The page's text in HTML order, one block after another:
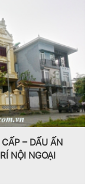
do CT CP Dịch